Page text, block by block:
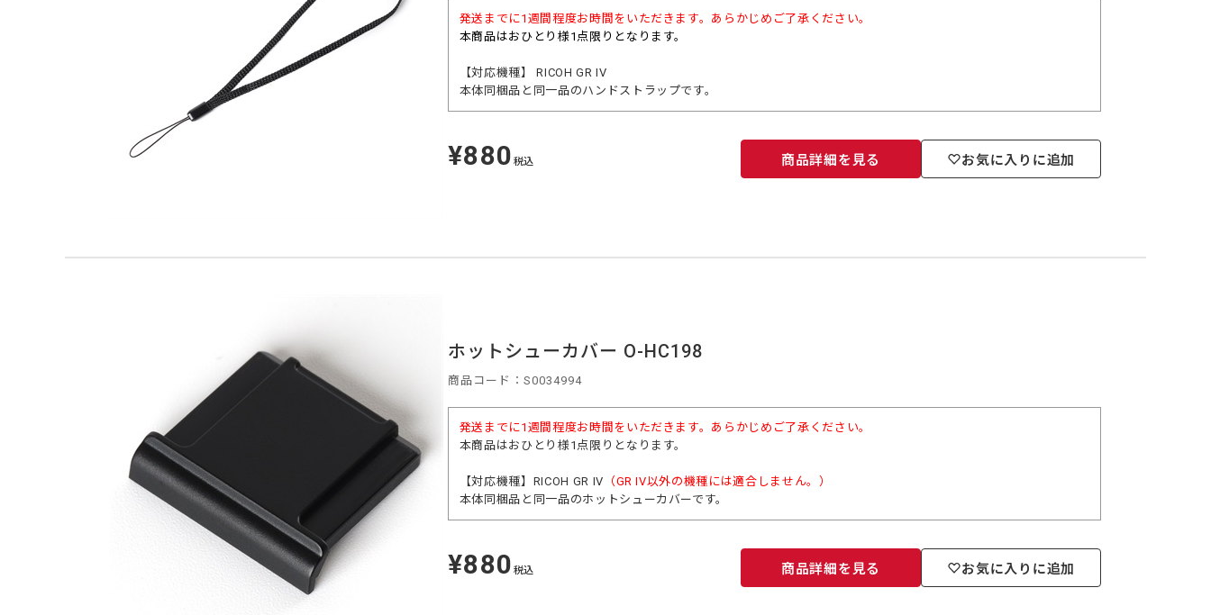
発送までに1週間程度お時間をいただきます。あらかじめご了承ください。
本商品はおひとり様1点限りとなります。
【対応機種】 RICOH GR IV
本体同梱品と同一品のハンドストラップです。
定
価
¥880 税込 商品詳細を見る お気に入りに追加
ホットシューカバー O-HC198
商品コード：S0034994
発送までに1週間程度お時間をいただきます。あらかじめご了承ください。
本商品はおひとり様1点限りとなります。
【対応機種】RICOH GR IV （GR IV以外の機種には適合しません。）
本体同梱品と同一品のホットシューカバーです。
定
価
¥880 税込 商品詳細を見る お気に入りに追加